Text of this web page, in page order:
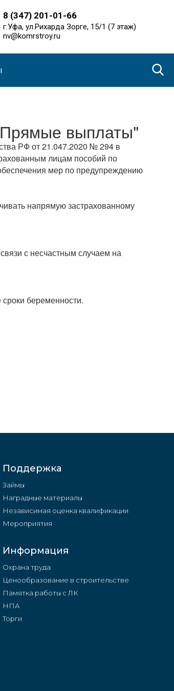
8 (347) 201-01-66
г.Уфа, ул.Рихарда Зорге, 15/1 (7 этаж)
nv@komrstroy.ru
выплаты"
РФ от 21.047.2020 № 294 в
лицам пособий по
мер по предупреждению
напрямую застрахованному
с несчастным случаем на
беременности.
Поддержка
Займы
Наградные материалы
Независимая оценка квалификации
Мероприятия
Информация
Охрана труда
Ценообразование в строительстве
Памятка работы с ЛК
НПА
Торги